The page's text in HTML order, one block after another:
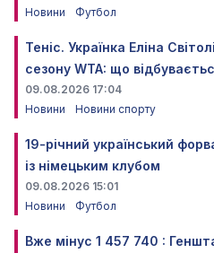
Новини
Футбол
Теніс. Українка Еліна
сезону WTA: що
09.08.2026 17:04
Новини
Новини спорту
19-річний український
із німецьким клубом
09.08.2026 15:01
Новини
Футбол
Вже мінус 1 457 740 :